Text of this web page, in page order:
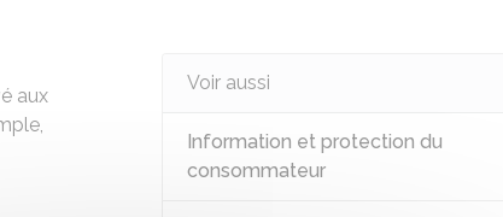
aux
Voir aussi
Information et protection du
consommateur